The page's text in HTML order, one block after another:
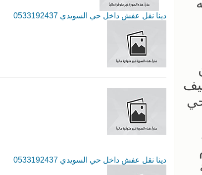
دينا نقل عفش داخل حي السويدي 0533192437
دينا نقل عفش داخل حي السويدي 0533192437